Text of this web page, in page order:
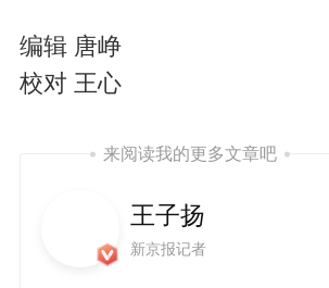
编辑 唐峥
校对 王心
来阅读我的更多文章吧
王子扬
新京报记者